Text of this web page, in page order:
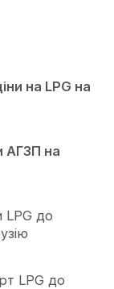
на LPG на
АГЗП на
LPG до
LPG до